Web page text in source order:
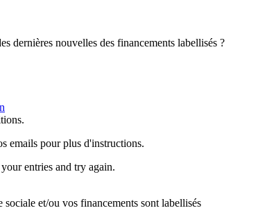
dernières nouvelles des financements labellisés ?
emails pour plus d'instructions.
entries and try again.
sociale et/ou vos financements sont labellisés